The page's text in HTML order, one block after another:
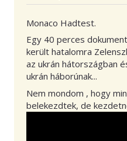
Monaco Hadtest.
Egy 40 perces
került hatalomra
az ukrán hátországban
ukrán háborúnak...
Nem mondom , hogy
belekezdtek, de